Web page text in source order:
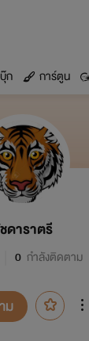
ก การ์ตูน
ดาราตรี
0 กำลังติดตาม
ม